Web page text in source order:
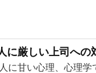
に厳しい上司への
に甘い心理、心理